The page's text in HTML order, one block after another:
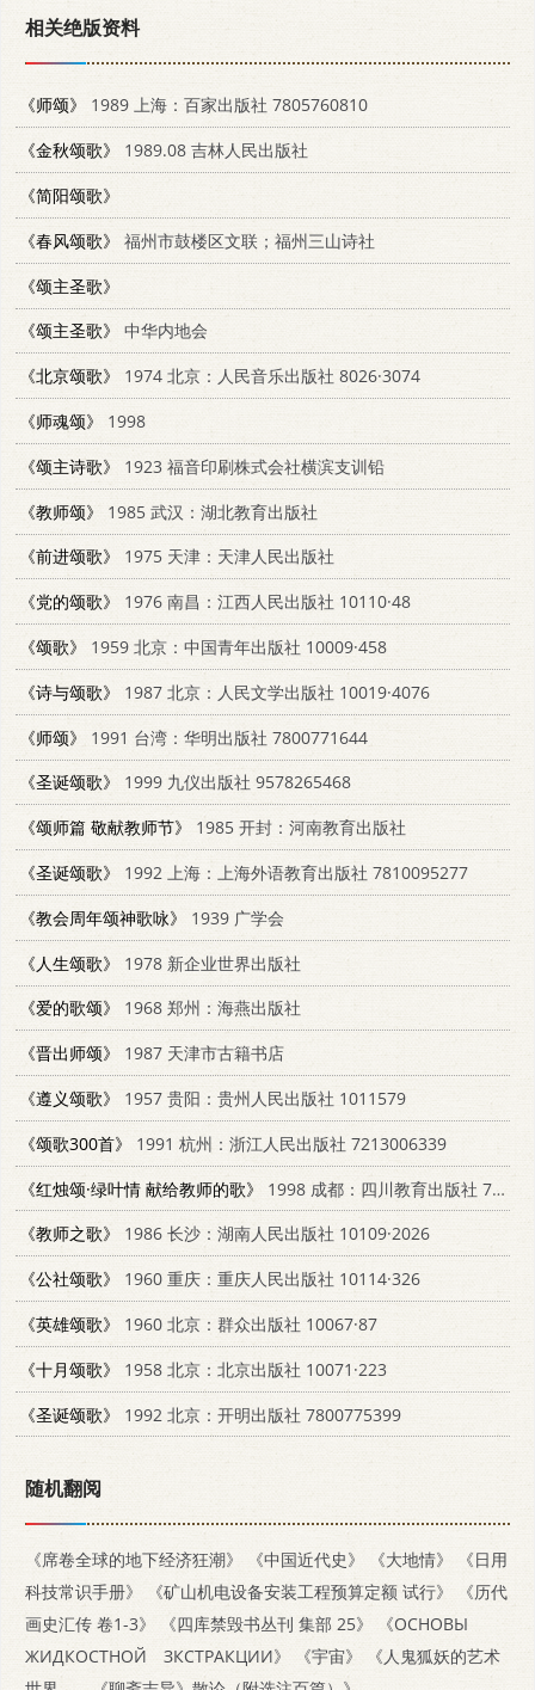
相关绝版资料
《师颂》
1989 上海：百家出版社 7805760810
《金秋颂歌》
1989.08 吉林人民出版社
《简阳颂歌》
《春风颂歌》
福州市鼓楼区文联；福州三山诗社
《颂主圣歌》
《颂主圣歌》
中华内地会
《北京颂歌》
1974 北京：人民音乐出版社 8026·3074
《师魂颂》
1998
《颂主诗歌》
1923 福音印刷株式会社横滨支训铅
《教师颂》
1985 武汉：湖北教育出版社
《前进颂歌》
1975 天津：天津人民出版社
《党的颂歌》
1976 南昌：江西人民出版社 10110·48
《颂歌》
1959 北京：中国青年出版社 10009·458
《诗与颂歌》
1987 北京：人民文学出版社 10019·4076
《师颂》
1991 台湾：华明出版社 7800771644
《圣诞颂歌》
1999 九仪出版社 9578265468
《颂师篇 敬献教师节》
1985 开封：河南教育出版社
《圣诞颂歌》
1992 上海：上海外语教育出版社 7810095277
《教会周年颂神歌咏》
1939 广学会
《人生颂歌》
1978 新企业世界出版社
《爱的歌颂》
1968 郑州：海燕出版社
《晋出师颂》
1987 天津市古籍书店
《遵义颂歌》
1957 贵阳：贵州人民出版社 1011579
《颂歌300首》
1991 杭州：浙江人民出版社 7213006339
《红烛颂·绿叶情 献给教师的歌》
1998 成都：四川教育出版社 754083241X
《教师之歌》
1986 长沙：湖南人民出版社 10109·2026
《公社颂歌》
1960 重庆：重庆人民出版社 10114·326
《英雄颂歌》
1960 北京：群众出版社 10067·87
《十月颂歌》
1958 北京：北京出版社 10071·223
《圣诞颂歌》
1992 北京：开明出版社 7800775399
随机翻阅
《席卷全球的地下经济狂潮》 《中国近代史》 《大地情》
《日用
科技常识手册》
《矿山机电设备安装工程预算定额 试行》
《历代
画史汇传 卷1-3》
《四库禁毁书丛刊 集部 25》
《ОСНОВЫ
ЖИДКОСТНОЙ ЗКСТРАКЦИИ》
《宇宙》
《人鬼狐妖的艺术